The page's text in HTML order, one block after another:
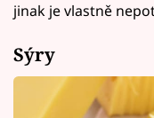
jinak je vlastně
Sýry